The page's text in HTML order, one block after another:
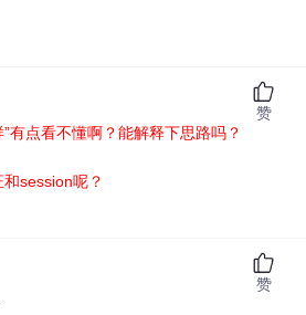
有点看不懂啊？能解释下思路吗？
session呢？
赞
赞